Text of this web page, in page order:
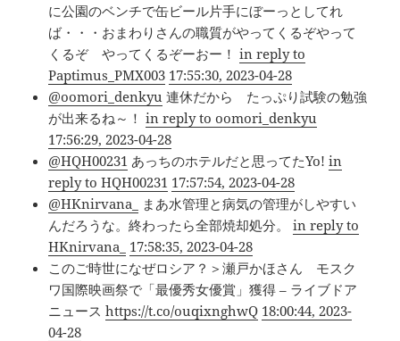
に公園のベンチで缶ビール片手にぼーっとしてれ
ば・・・おまわりさんの職質がやってくるぞやって
くるぞ やってくるぞーおー！in reply to
Paptimus_PMX003 17:55:30, 2023-04-28
@oomori_denkyu 連休だから たっぷり試験の勉強
が出来るね～！in reply to oomori_denkyu
17:56:29, 2023-04-28
@HQH00231 あっちのホテルだと思ってたYo!in
reply to HQH00231 17:57:54, 2023-04-28
@HKnirvana_
まあ水管理と病気の管理がしやすい
んだろうな。終わったら全部焼却処分。in reply to
HKnirvana_ 17:58:35, 2023-04-28
このご時世になぜロシア？＞瀬戸かほさん モスク
ワ国際映画祭で「最優秀女優賞」獲得 – ライブドア
ニュースhttps://t.co/ouqixnghwQ 18:00:44, 2023-
04-28